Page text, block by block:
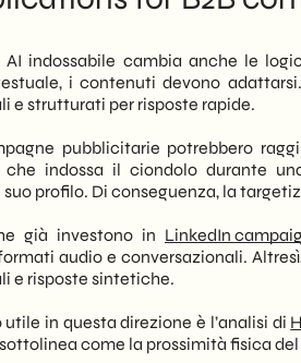
AI indossabile cambia anche le
i contenuti devono
e strutturati per risposte rapide.
pubblicitarie potrebbero
che indossa il ciondolo durante
suo profilo. Di conseguenza, la
già investono in LinkedIn
audio e conversazionali.
e risposte sintetiche.
in questa direzione è l’analisi di
come la prossimità fisica